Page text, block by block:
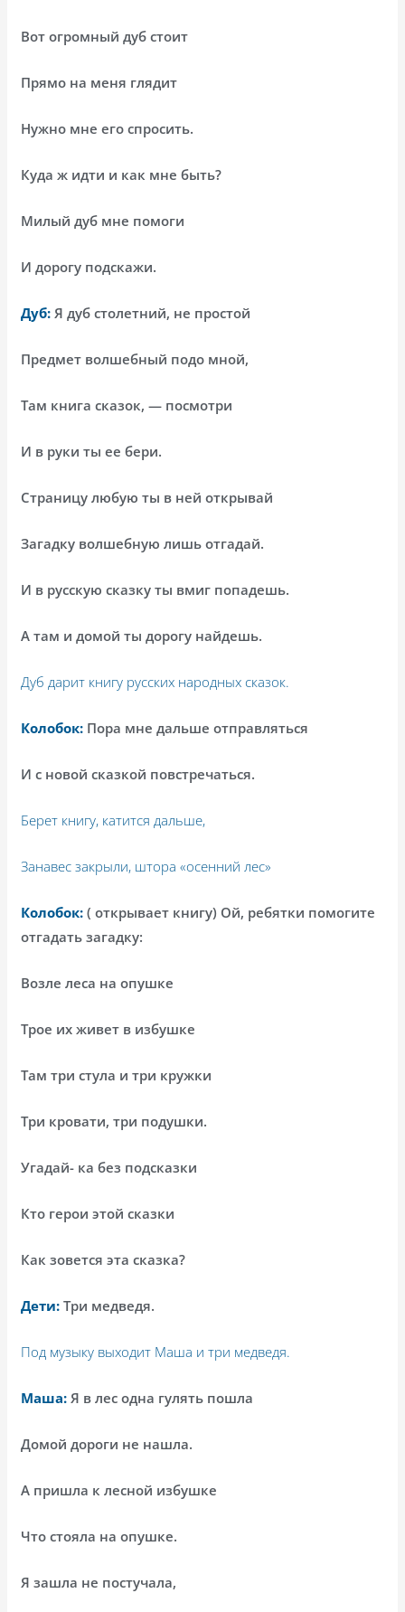
Вот огромный дуб стоит
Прямо на меня глядит
Нужно мне его спросить.
Куда ж идти и как мне быть?
Милый дуб мне помоги
И дорогу подскажи.
Дуб: Я дуб столетний, не простой
Предмет волшебный подо мной,
Там книга сказок, — посмотри
И в руки ты ее бери.
Страницу любую ты в ней открывай
Загадку волшебную лишь отгадай.
И в русскую сказку ты вмиг попадешь.
А там и домой ты дорогу найдешь.
Дуб дарит книгу русских народных сказок.
Колобок: Пора мне дальше отправляться
И с новой сказкой повстречаться.
Берет книгу, катится дальше,
Занавес закрыли, штора «осенний лес»
Колобок:( открывает книгу) Ой, ребятки помогите
отгадать загадку:
Возле леса на опушке
Трое их живет в избушке
Там три стула и три кружки
Три кровати, три подушки.
Угадай- ка без подсказки
Кто герои этой сказки
Как зовется эта сказка?
Дети:Три медведя.
Под музыку выходит Маша и три медведя.
Маша: Я в лес одна гулять пошла
Домой дороги не нашла.
А пришла к лесной избушке
Что стояла на опушке.
Я зашла не постучала,